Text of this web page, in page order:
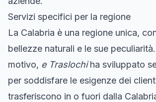
Servizi specifici per la regione
La Calabria è una regione unica,
bellezze naturali e le sue
motivo, e Traslochiha sviluppato
per soddisfare le esigenze dei
trasferiscono in o fuori dalla